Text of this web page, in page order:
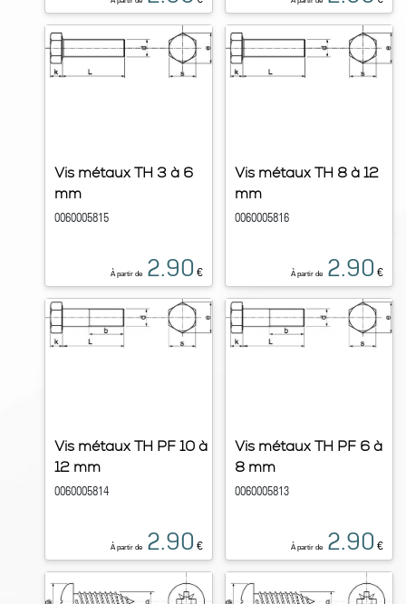
Vis métaux TH 3 à 6
mm
0060005815
À partir de 2.90 €
Vis métaux TH 8 à 12
mm
0060005816
À partir de 2.90 €
Vis métaux TH PF 10 à
12 mm
0060005814
À partir de 2.90 €
Vis métaux TH PF 6 à
8 mm
0060005813
À partir de 2.90 €